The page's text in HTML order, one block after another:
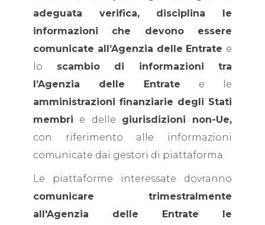
adeguata verifica,
disciplina le
informazioni che devono essere
comunicate all’Agenzia delle Entrate e
lo scambio di informazioni tra
l’Agenzia delle Entrate e le
amministrazioni finanziarie degli Stati
membri e delle giurisdizioni non-Ue,
con riferimento alle informazioni
comunicate dai gestori di piattaforma.
Le piattaforme interessate dovranno
comunicare trimestralmente
all'Agenzia delle Entrate le